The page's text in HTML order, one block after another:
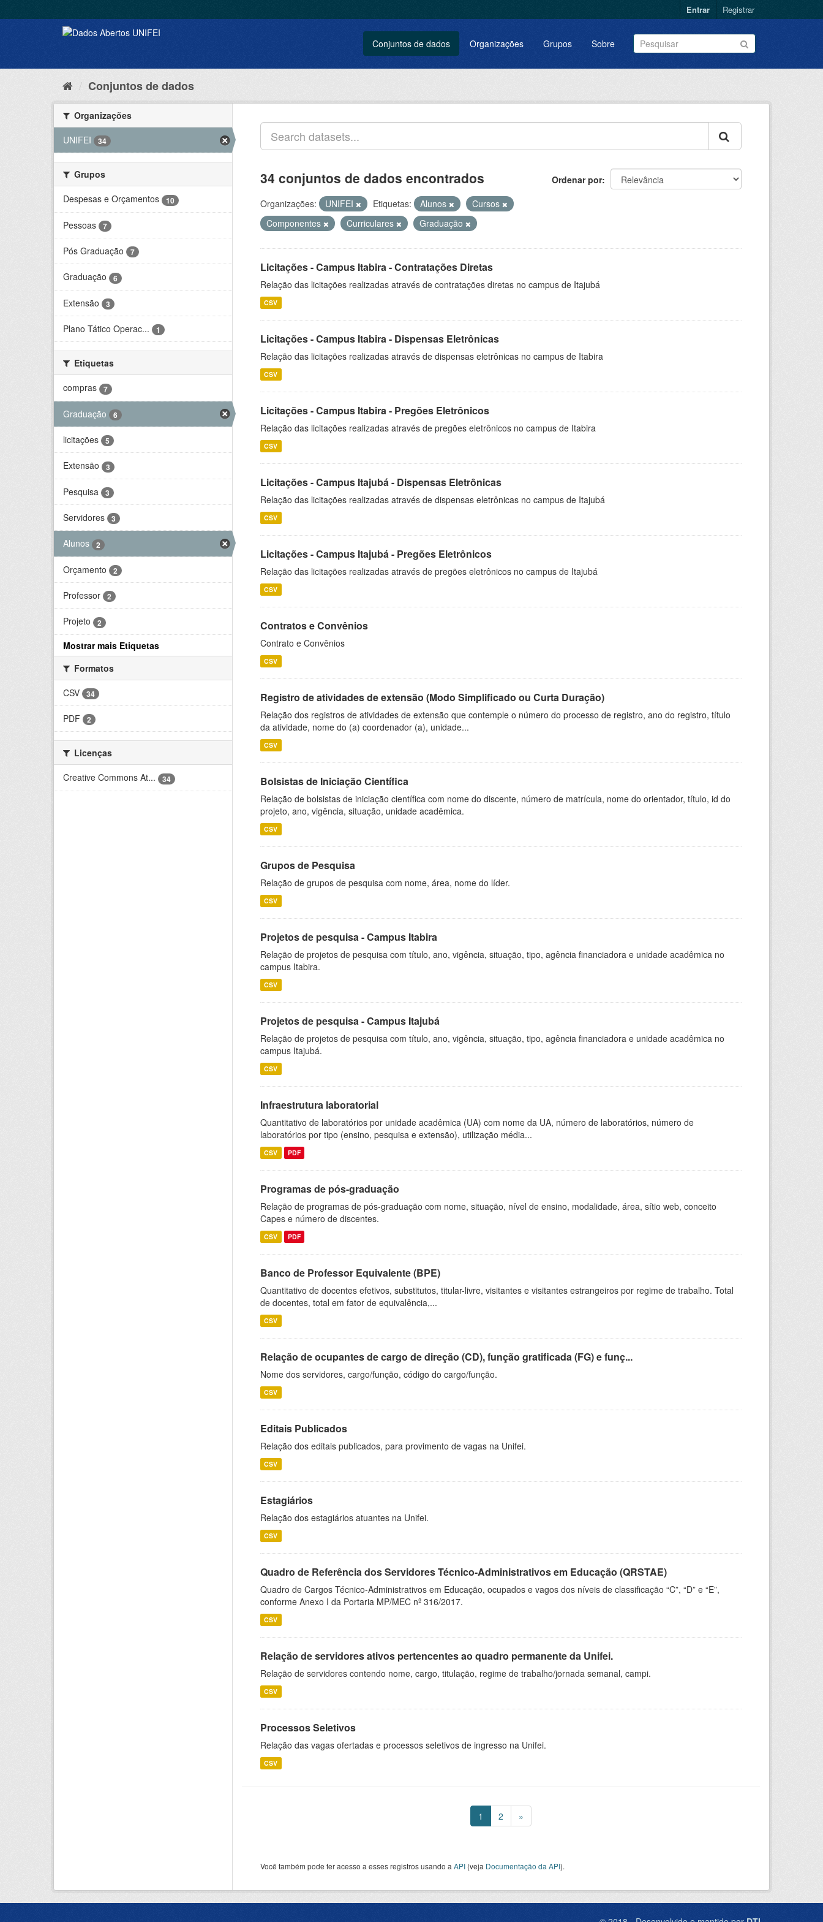
Entrar Registrar
Conjuntos de dados Organizações Grupos Sobre
Conjuntos de dados
Organizações
UNIFEI
34
Grupos
Despesas e Orçamentos
10
Pessoas 7
Pós Graduação 7
Graduação 6
Extensão 3
Plano Tático Operac... 1
Etiquetas
compras
7
Graduação 6
licitações 5
Extensão 3
Pesquisa 3
Servidores 3
Alunos 2
Orçamento 2
Professor 2
Projeto 2
Mostrar mais Etiquetas
Formatos
CSV
34
PDF 2
Licenças
Creative Commons At...
34
Ordenar por
34 conjuntos de dados encontrados
Organizações: UNIFEI Etiquetas: Alunos
Cursos
Componentes
Curriculares Graduação
Licitações - Campus Itabira - Contratações Diretas
Relação das licitações realizadas através de contratações diretas no campus de Itajubá
CSV
Licitações - Campus Itabira - Dispensas Eletrônicas
Relação das licitações realizadas através de dispensas eletrônicas no campus de Itabira
CSV
Licitações - Campus Itabira - Pregões Eletrônicos
Relação das licitações realizadas através de pregões eletrônicos no campus de Itabira
CSV
Licitações - Campus Itajubá - Dispensas Eletrônicas
Relação das licitações realizadas através de dispensas eletrônicas no campus de Itajubá
CSV
Licitações - Campus Itajubá - Pregões Eletrônicos
Relação das licitações realizadas através de pregões eletrônicos no campus de Itajubá
CSV
Contratos e Convênios
Contrato e Convênios
CSV
Registro de atividades de extensão (Modo Simplificado ou Curta Duração)
Relação dos registros de atividades de extensão que contemple o número do processo de registro, ano do registro, título
da atividade, nome do (a) coordenador (a), unidade...
CSV
Bolsistas de Iniciação Científica
Relação de bolsistas de iniciação científica com nome do discente, número de matrícula, nome do orientador, título, id do
projeto, ano, vigência, situação, unidade acadêmica.
CSV
Grupos de Pesquisa
Relação de grupos de pesquisa com nome, área, nome do líder.
CSV
Projetos de pesquisa - Campus Itabira
Relação de projetos de pesquisa com título, ano, vigência, situação, tipo, agência financiadora e unidade acadêmica no
campus Itabira.
CSV
Projetos de pesquisa - Campus Itajubá
Relação de projetos de pesquisa com título, ano, vigência, situação, tipo, agência financiadora e unidade acadêmica no
campus Itajubá.
CSV
Infraestrutura laboratorial
Quantitativo de laboratórios por unidade acadêmica (UA) com nome da UA, número de laboratórios, número de
laboratórios por tipo (ensino, pesquisa e extensão), utilização média...
CSV PDF
Programas de pós-graduação
Relação de programas de pós-graduação com nome, situação, nível de ensino, modalidade, área, sítio web, conceito
Capes e número de discentes.
CSV PDF
Banco de Professor Equivalente (BPE)
Quantitativo de docentes efetivos, substitutos, titular-livre, visitantes e visitantes estrangeiros por regime de trabalho. Total
de docentes, total em fator de equivalência,...
CSV
Relação de ocupantes de cargo de direção (CD), função gratificada (FG) e funç...
Nome dos servidores, cargo/função, código do cargo/função.
CSV
Editais Publicados
Relação dos editais publicados, para provimento de vagas na Unifei.
CSV
Estagiários
Relação dos estagiários atuantes na Unifei.
CSV
Quadro de Referência dos Servidores Técnico-Administrativos em Educação (QRSTAE)
Quadro de Cargos Técnico-Administrativos em Educação, ocupados e vagos dos níveis de classificação “C”, “D” e “E”,
conforme Anexo I da Portaria MP/MEC nº 316/2017.
CSV
Relação de servidores ativos pertencentes ao quadro permanente da Unifei.
Relação de servidores contendo nome, cargo, titulação, regime de trabalho/jornada semanal, campi.
CSV
Processos Seletivos
Relação das vagas ofertadas e processos seletivos de ingresso na Unifei.
CSV
1 2 »
Você também pode ter acesso a esses registros usando a API (veja Documentação da API).